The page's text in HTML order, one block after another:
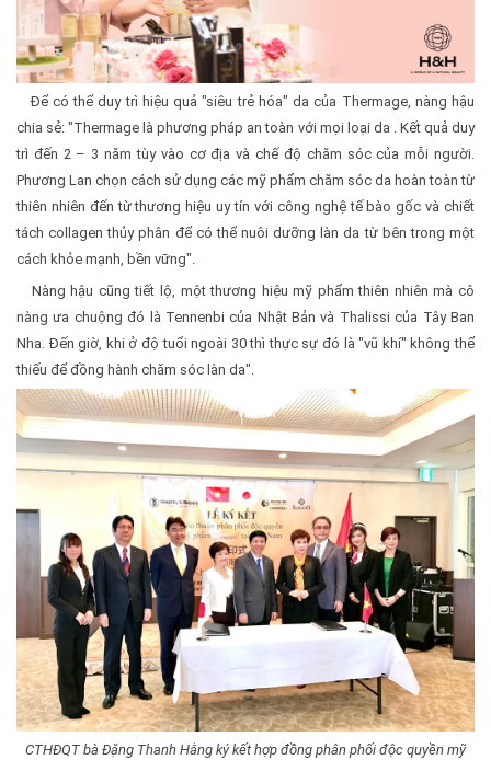
Để có thể duy trì hiệu quả "siêu trẻ hóa" da của Thermage, nàng hậu
chia sẻ: "Thermage là phương pháp an toàn với mọi loại da . Kết quả duy
trì đến 2 – 3 năm tùy vào cơ địa và chế độ chăm sóc của mỗi người.
Phương Lan chọn cách sử dụng các mỹ phẩm chăm sóc da hoàn toàn từ
thiên nhiên đến từ thương hiệu uy tín với công nghệ tế bào gốc và chiết
tách collagen thủy phân để có thể nuôi dưỡng làn da từ bên trong một
cách khỏe mạnh, bền vững".
Nàng hậu cũng tiết lộ, một thương hiệu mỹ phẩm thiên nhiên mà cô
nàng ưa chuộng đó là Tennenbi của Nhật Bản và Thalissi của Tây Ban
Nha. Đến giờ, khi ở độ tuổi ngoài 30 thì thực sự đó là "vũ khí" không thể
thiếu để đồng hành chăm sóc làn da".
CTHĐQT bà Đặng Thanh Hằng ký kết hợp đồng phân phối độc quyền mỹ